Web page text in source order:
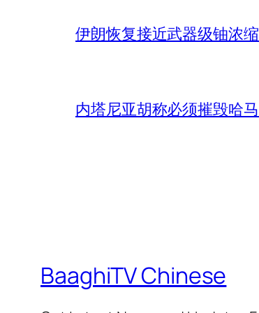
伊朗恢复接近武器级铀浓
内塔尼亚胡称必须摧毁哈
BaaghiTV Chinese